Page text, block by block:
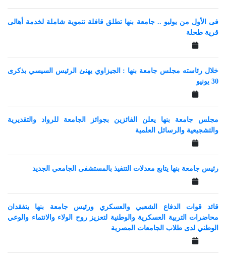
فى الأول من يوليو .. جامعة بنها تطلق قافلة تنموية شاملة لخدمة أهالى
قرية طحلة
خلال رئاسته مجلس جامعة بنها : الجيزاوي يهنئ الرئيس السيسي بذكرى
30 يونيو
مجلس جامعة بنها يعلن الفائزين بجوائز الجامعة للرواد والتقديرية
والتشجيعية والرسائل العلمية
رئيس جامعة بنها يتابع معدلات التنفيذ بالمستشفى الجامعي الجديد
قائد قوات الدفاع الشعبي والعسكري ورئيس جامعة بنها يتفقدان
محاضرات التربية العسكرية والوطنية لتعزيز روح الولاء والانتماء والوعي
الوطني لدى طلاب الجامعات المصرية